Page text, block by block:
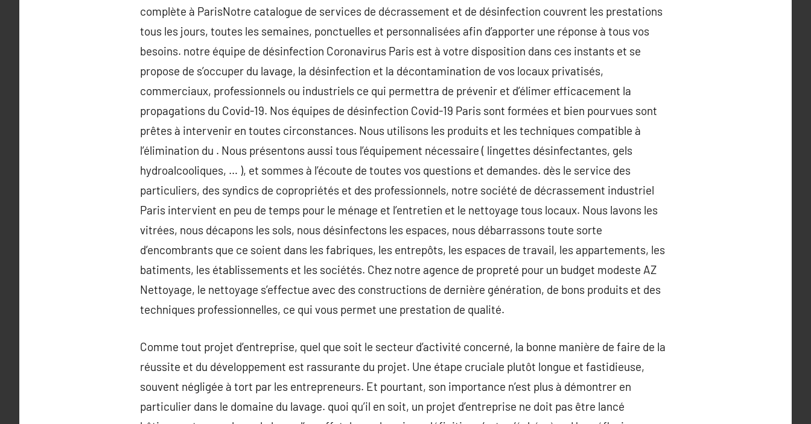
complète à ParisNotre catalogue de services de décrassement et de désinfection couvrent les prestations
tous les jours, toutes les semaines, ponctuelles et personnalisées afin d’apporter une réponse à tous vos
besoins. notre équipe de désinfection Coronavirus Paris est à votre disposition dans ces instants et se
propose de s’occuper du lavage, la désinfection et la décontamination de vos locaux privatisés,
commerciaux, professionnels ou industriels ce qui permettra de prévenir et d’élimer efficacement la
propagations du Covid-19. Nos équipes de désinfection Covid-19 Paris sont formées et bien pourvues sont
prêtes à intervenir en toutes circonstances. Nous utilisons les produits et les techniques compatible à
l’élimination du . Nous présentons aussi tous l’équipement nécessaire ( lingettes désinfectantes, gels
hydroalcooliques, … ), et sommes à l’écoute de toutes vos questions et demandes. dès le service des
particuliers, des syndics de copropriétés et des professionnels, notre société de décrassement industriel
Paris intervient en peu de temps pour le ménage et l’entretien et le nettoyage tous locaux. Nous lavons les
vitrées, nous décapons les sols, nous désinfectons les espaces, nous débarrassons toute sorte
d’encombrants que ce soient dans les fabriques, les entrepôts, les espaces de travail, les appartements, les
batiments, les établissements et les sociétés. Chez notre agence de propreté pour un budget modeste AZ
Nettoyage, le nettoyage s’effectue avec des constructions de dernière génération, de bons produits et des
techniques professionnelles, ce qui vous permet une prestation de qualité.
Comme tout projet d’entreprise, quel que soit le secteur d’activité concerné, la bonne manière de faire de la
réussite et du développement est rassurante du projet. Une étape cruciale plutôt longue et fastidieuse,
souvent négligée à tort par les entrepreneurs. Et pourtant, son importance n’est plus à démontrer en
particulier dans le domaine du lavage. quoi qu’il en soit, un projet d’entreprise ne doit pas être lancé